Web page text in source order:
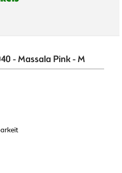
- Massala Pink - M